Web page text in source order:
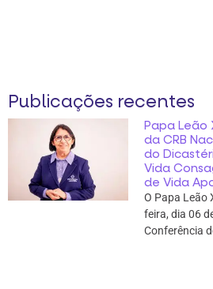
Publicações recentes
Papa Leão
da CRB
do
Vida
de Vida
O Papa Leão
feira, dia 06
Conferência